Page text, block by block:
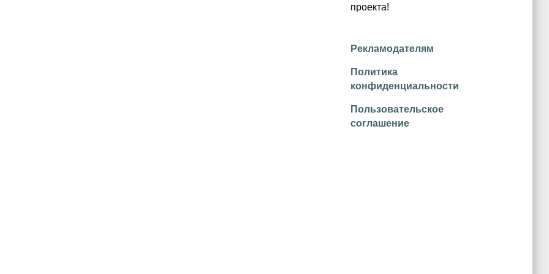
проекта!
Рекламодателям
Политика
конфиденциальности
Пользовательское
соглашение